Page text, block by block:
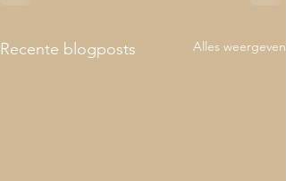
Recente blogposts Alles weergeven